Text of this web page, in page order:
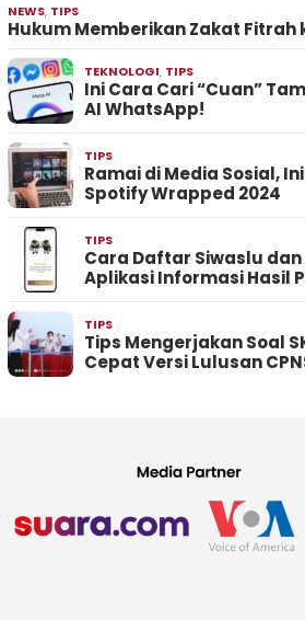
NEWS, TIPS
Hukum Memberikan Zakat Fitrah
TEKNOLOGI, TIPS
Ini Cara Cari “Cuan”
AI WhatsApp!
TIPS
Ramai di Media Sosial,
Spotify Wrapped 2024
TIPS
Cara Daftar Siwaslu
Aplikasi Informasi Hasil
TIPS
Tips Mengerjakan Soal
Cepat Versi Lulusan